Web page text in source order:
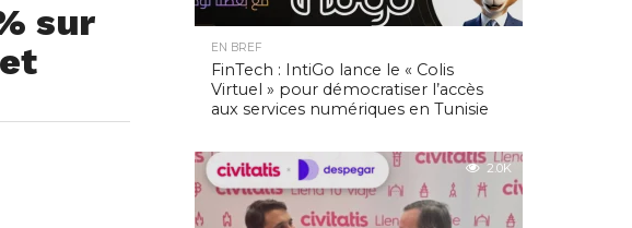
sur
EN BREF
FinTech : IntiGo lance le « Colis
Virtuel » pour démocratiser l’accès
aux services numériques en Tunisie
2.0K